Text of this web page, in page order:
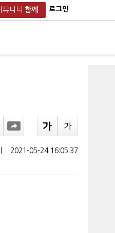
뮤니티 함께 로그인
2021-05-24 16:05:37